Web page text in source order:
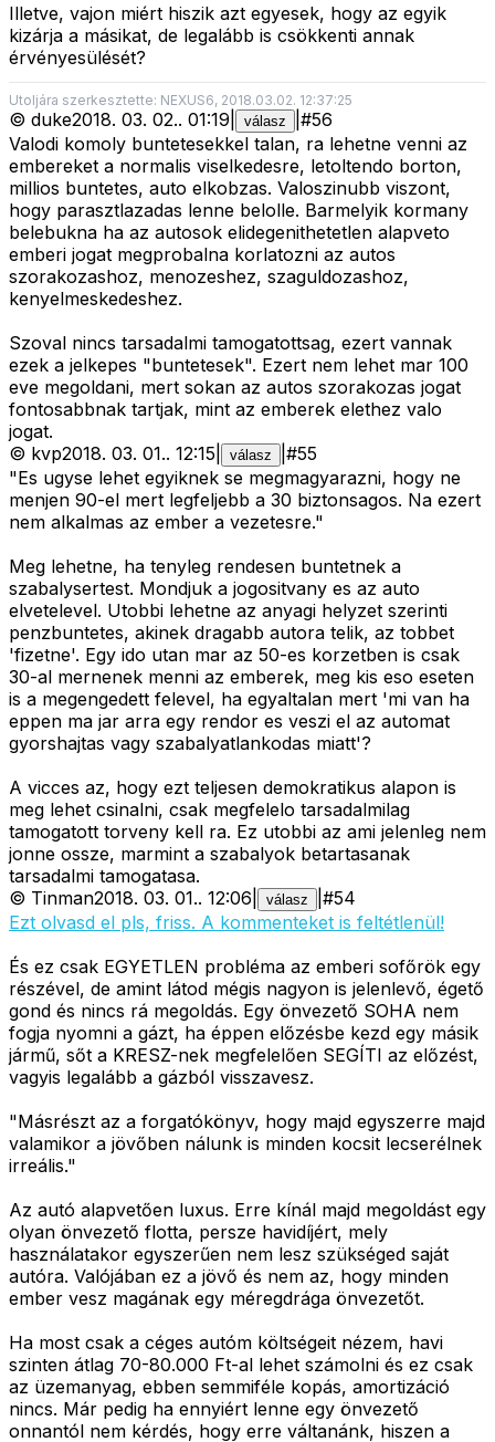
Illetve, vajon miért hiszik azt egyesek, hogy az egyik
kizárja a másikat, de legalább is csökkenti annak
érvényesülését?
Utoljára szerkesztette: NEXUS6, 2018.03.02. 12:37:25
© duke2018. 03. 02.. 01:19 válasz #56
Valodi komoly buntetesekkel talan, ra lehetne venni az
embereket a normalis viselkedesre, letoltendo borton,
millios buntetes, auto elkobzas. Valoszinubb viszont,
hogy parasztlazadas lenne belolle. Barmelyik kormany
belebukna ha az autosok elidegenithetetlen alapveto
emberi jogat megprobalna korlatozni az autos
szorakozashoz, menozeshez, szaguldozashoz,
kenyelmeskedeshez.
Szoval nincs tarsadalmi tamogatottsag, ezert vannak
ezek a jelkepes "buntetesek". Ezert nem lehet mar 100
eve megoldani, mert sokan az autos szorakozas jogat
fontosabbnak tartjak, mint az emberek elethez valo
jogat.
© kvp2018. 03. 01.. 12:15 válasz #55
"Es ugyse lehet egyiknek se megmagyarazni, hogy ne
menjen 90-el mert legfeljebb a 30 biztonsagos. Na ezert
nem alkalmas az ember a vezetesre."
Meg lehetne, ha tenyleg rendesen buntetnek a
szabalysertest. Mondjuk a jogositvany es az auto
elvetelevel. Utobbi lehetne az anyagi helyzet szerinti
penzbuntetes, akinek dragabb autora telik, az tobbet
'fizetne'. Egy ido utan mar az 50-es korzetben is csak
30-al mernenek menni az emberek, meg kis eso eseten
is a megengedett felevel, ha egyaltalan mert 'mi van ha
eppen ma jar arra egy rendor es veszi el az automat
gyorshajtas vagy szabalyatlankodas miatt'?
A vicces az, hogy ezt teljesen demokratikus alapon is
meg lehet csinalni, csak megfelelo tarsadalmilag
tamogatott torveny kell ra. Ez utobbi az ami jelenleg nem
jonne ossze, marmint a szabalyok betartasanak
tarsadalmi tamogatasa.
© Tinman2018. 03. 01.. 12:06 válasz #54
Ezt olvasd el pls, friss. A kommenteket is feltétlenül!
És ez csak EGYETLEN probléma az emberi sofőrök egy
részével, de amint látod mégis nagyon is jelenlevő, égető
gond és nincs rá megoldás. Egy önvezető SOHA nem
fogja nyomni a gázt, ha éppen előzésbe kezd egy másik
jármű, sőt a KRESZ-nek megfelelően SEGÍTI az előzést,
vagyis legalább a gázból visszavesz.
"Másrészt az a forgatókönyv, hogy majd egyszerre majd
valamikor a jövőben nálunk is minden kocsit lecserélnek
irreális."
Az autó alapvetően luxus. Erre kínál majd megoldást egy
olyan önvezető flotta, persze havidíjért, mely
használatakor egyszerűen nem lesz szükséged saját
autóra. Valójában ez a jövő és nem az, hogy minden
ember vesz magának egy méregdrága önvezetőt.
Ha most csak a céges autóm költségeit nézem, havi
szinten átlag 70-80.000 Ft-al lehet számolni és ez csak
az üzemanyag, ebben semmiféle kopás, amortizáció
nincs. Már pedig ha ennyiért lenne egy önvezető
onnantól nem kérdés, hogy erre váltanánk, hiszen a